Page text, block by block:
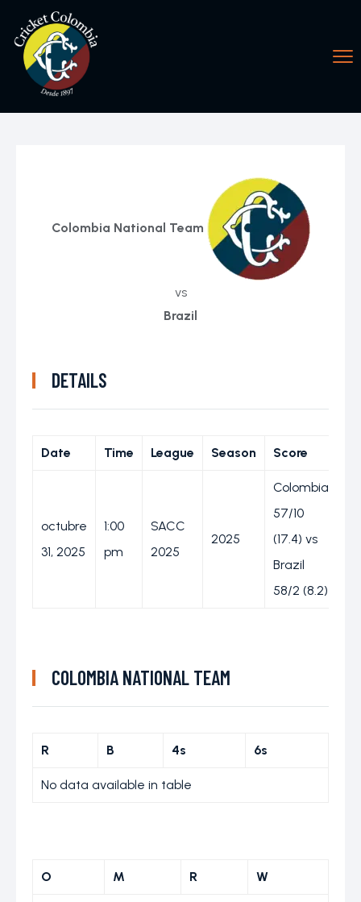
Colombia National Team
vs
Brazil
DETAILS
Date Time League Season Score
octubre
31, 2025
1:00
pm
SACC
2025
2025
Colombia
57/10
(17.4) vs
Brazil
58/2 (8.2)
COLOMBIA NATIONAL TEAM
R B 4s 6s
No data available in table
O M R W